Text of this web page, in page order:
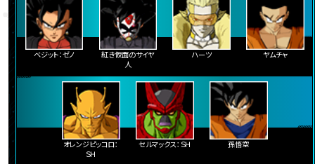
ベジット：ゼノ
紅き仮面のサイヤ
人
ハーツ ヤムチャ
オレンジピッコロ：
ＳＨ
セルマックス：ＳＨ 孫悟空